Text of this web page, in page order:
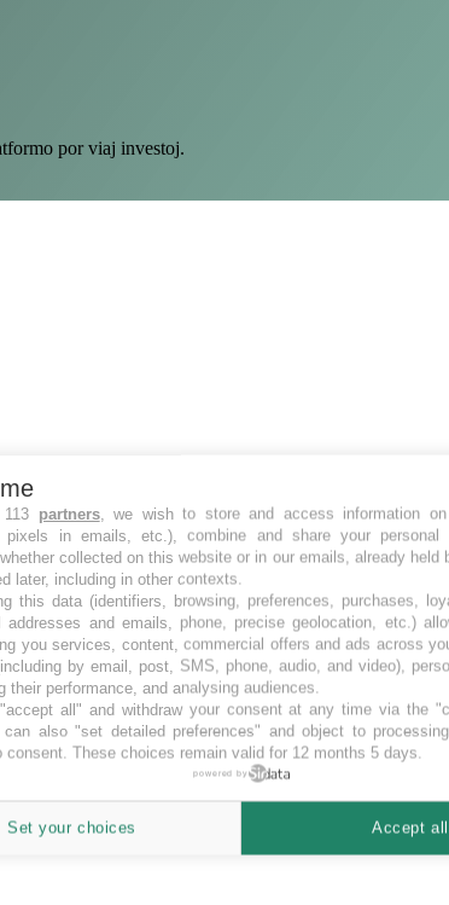
por viaj investoj.
l’investimento di risorse finanziarie e
partners, we wish to store and access information
pixels in emails, etc.), combine and share your personal
collected on this website or in our emails, already held
later, including in other contexts.
this data (identifiers, browsing, preferences, purchases,
addresses and emails, phone, precise geolocation, etc.)
you services, content, commercial offers and ads across
by email, post, SMS, phone, audio, and video),
their performance, and analysing audiences.
all" and withdraw your consent at any time via the
also "set detailed preferences" and object to
consent. These choices remain valid for 12 months 5 days.
powered by
Set your choices Accept all